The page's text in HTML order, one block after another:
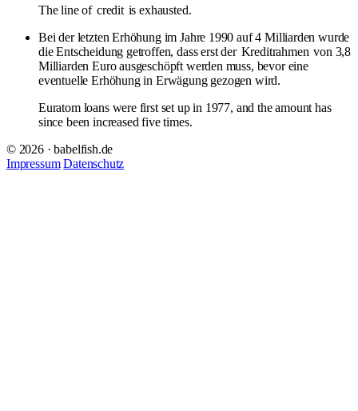
The line of credit is exhausted.
Bei der letzten Erhöhung im Jahre 1990 auf 4 Milliarden wurde
die Entscheidung getroffen, dass erst der Kreditrahmen von 3,8
Milliarden Euro ausgeschöpft werden muss, bevor eine
eventuelle Erhöhung in Erwägung gezogen wird.
Euratom loans were first set up in 1977, and the amount has
since been increased five times.
© 2026 · babelfish.de
Impressum Datenschutz